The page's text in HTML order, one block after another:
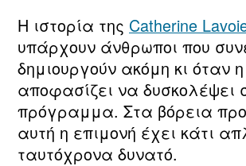
Η ιστορία της Catherine
υπάρχουν άνθρωποι που
δημιουργούν ακόμη κι όταν
αποφασίζει να δυσκολέψει
πρόγραμμα. Στα βόρεια
αυτή η επιμονή έχει κάτι
ταυτόχρονα δυνατό.